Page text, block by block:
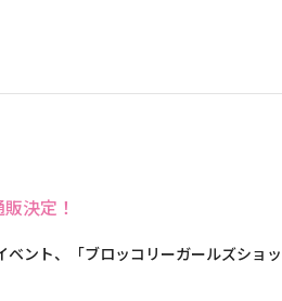
決定！
ント、「ブロッコリーガールズショ